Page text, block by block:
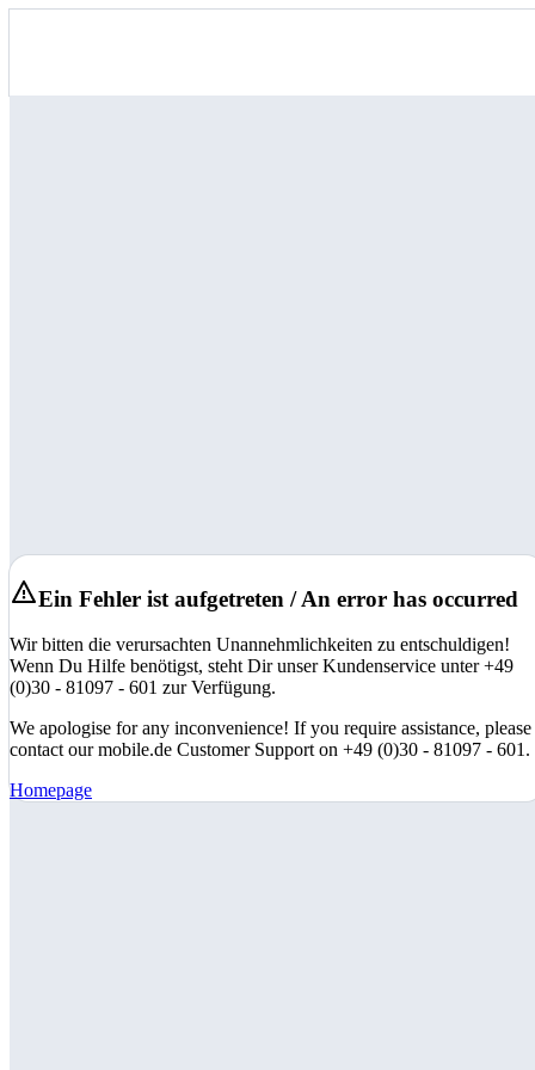
Ein Fehler ist aufgetreten / An error has occurred
Wir bitten die verursachten Unannehmlichkeiten zu entschuldigen!
Wenn Du Hilfe benötigst, steht Dir unser Kundenservice unter +49
(0)30 - 81097 - 601 zur Verfügung.
We apologise for any inconvenience! If you require assistance, please
contact our mobile.de Customer Support on +49 (0)30 - 81097 - 601.
Homepage